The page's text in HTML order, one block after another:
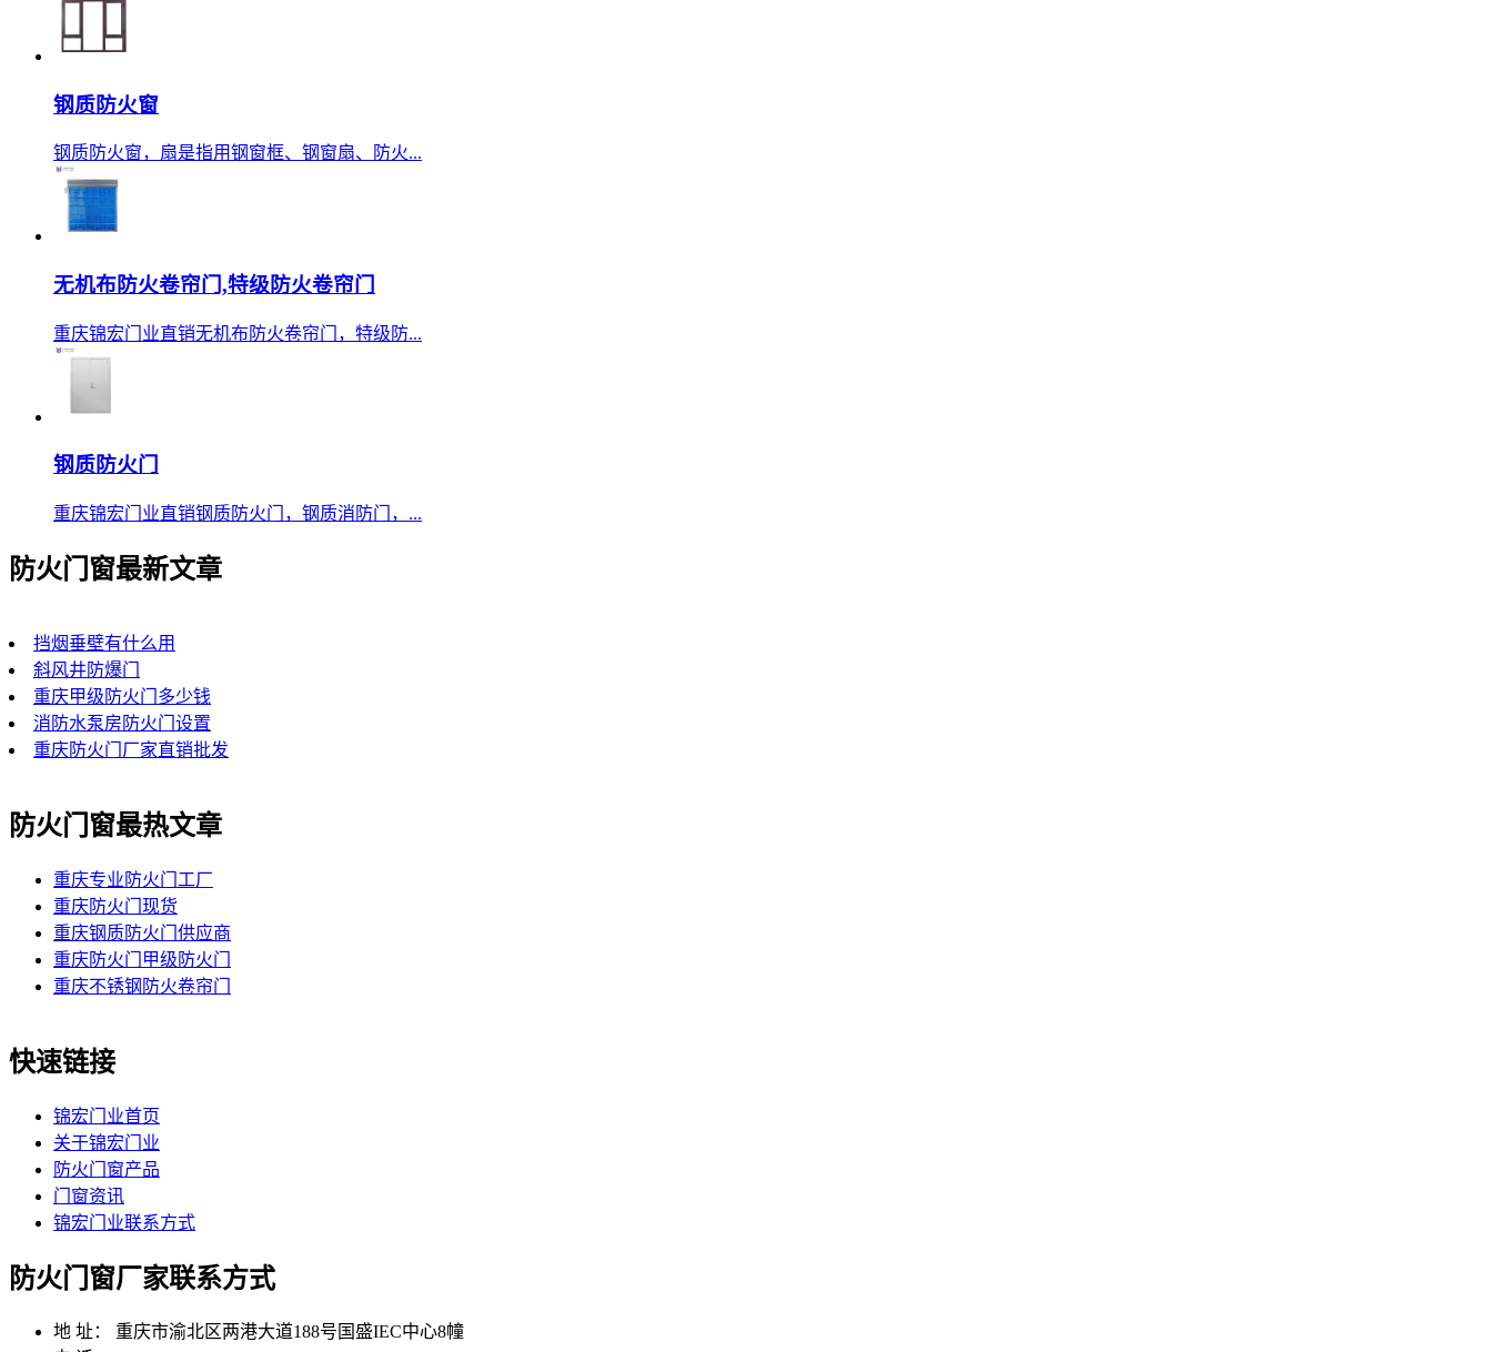
钢质防火窗
钢质防火窗，扇是指用钢窗框、钢窗扇、防火...
无机布防火卷帘门,特级防火卷帘门
重庆锦宏门业直销无机布防火卷帘门，特级防...
钢质防火门
重庆锦宏门业直销钢质防火门，钢质消防门，...
防火门窗最新文章
挡烟垂壁有什么用
斜风井防爆门
重庆甲级防火门多少钱
消防水泵房防火门设置
重庆防火门厂家直销批发
防火门窗最热文章
重庆专业防火门工厂
重庆防火门现货
重庆钢质防火门供应商
重庆防火门甲级防火门
重庆不锈钢防火卷帘门
快速链接
锦宏门业首页
关于锦宏门业
防火门窗产品
门窗资讯
锦宏门业联系方式
防火门窗厂家联系方式
地 址：
重庆市渝北区两港大道188号国盛IEC中心8幢